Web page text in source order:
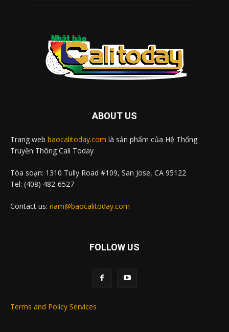
ABOUT US
Trang web baocalitoday.com là sản phẩm của Hệ Thống
Truyền Thông Cali Today
Tòa soạn: 1310 Tully Road #109, San Jose, CA 95122
Tel: (408) 482-6527
Contact us: nam@baocalitoday.com
FOLLOW US
Terms and Policy Services